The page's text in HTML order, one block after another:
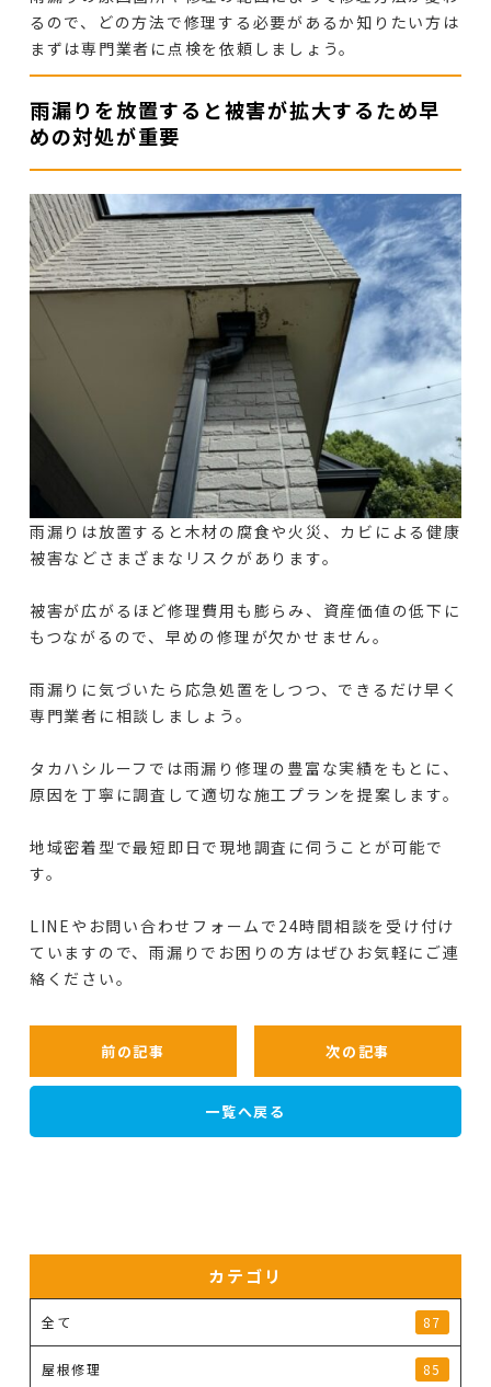
るので、どの方法で修理する必要があるか知りたい方は
まずは専門業者に点検を依頼しましょう。
雨漏りを放置すると被害が拡大するため早
めの対処が重要
雨漏りは放置すると木材の腐食や火災、カビによる健康
被害などさまざまなリスクがあります。
被害が広がるほど修理費用も膨らみ、資産価値の低下に
もつながるので、早めの修理が欠かせません。
雨漏りに気づいたら応急処置をしつつ、できるだけ早く
専門業者に相談しましょう。
タカハシルーフでは雨漏り修理の豊富な実績をもとに、
原因を丁寧に調査して適切な施工プランを提案します。
地域密着型で最短即日で現地調査に伺うことが可能で
す。
LINEやお問い合わせフォームで24時間相談を受け付け
ていますので、雨漏りでお困りの方はぜひお気軽にご連
絡ください。
前の記事 次の記事
一覧へ戻る
カテゴリ
全て 87
屋根修理 85